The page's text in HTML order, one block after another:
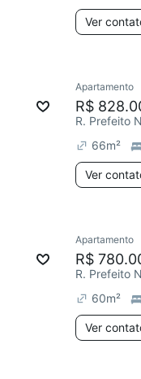
Ver
Apartamento
R$
R. Prefeito
66m²
Ver
Apartamento
R$
R. Prefeito
60m²
Ver